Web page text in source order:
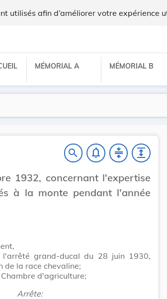
utilisés afin d’améliorer votre expérience
MÉMORIAL A MÉMORIAL B
search notifications_none compress expand
1932, concernant l'expertise
à la monte pendant l'année
grand-ducal du 28 juin 1930,
de la race chevaline;
d'agriculture;
Arrête: